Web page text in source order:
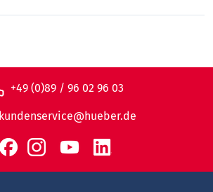
+49 (0)89 / 96 02 96 03
kundenservice@hueber.de